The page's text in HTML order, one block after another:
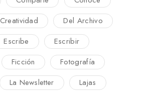
Creatividad
Del Archivo
Escribe
Escribir
Ficción
Fotografía
La Newsletter Lajas